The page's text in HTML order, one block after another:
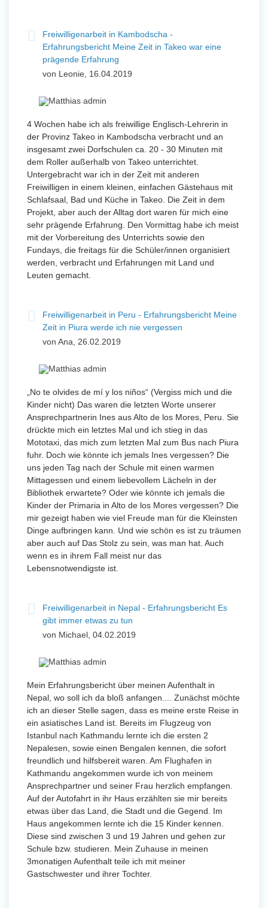
Freiwilligenarbeit in Kambodscha -
Erfahrungsbericht Meine Zeit in Takeo war eine
prägende Erfahrung
von Leonie, 16.04.2019
4 Wochen habe ich als freiwillige Englisch-Lehrerin in
der Provinz Takeo in Kambodscha verbracht und an
insgesamt zwei Dorfschulen ca. 20 - 30 Minuten mit
dem Roller außerhalb von Takeo unterrichtet.
Untergebracht war ich in der Zeit mit anderen
Freiwilligen in einem kleinen, einfachen Gästehaus mit
Schlafsaal, Bad und Küche in Takeo. Die Zeit in dem
Projekt, aber auch der Alltag dort waren für mich eine
sehr prägende Erfahrung. Den Vormittag habe ich meist
mit der Vorbereitung des Unterrichts sowie den
Fundays, die freitags für die Schüler/innen organisiert
werden, verbracht und Erfahrungen mit Land und
Leuten gemacht.
Freiwilligenarbeit in Peru - Erfahrungsbericht Meine
Zeit in Piura werde ich nie vergessen
von Ana, 26.02.2019
„No te olvides de mí y los niños“ (Vergiss mich und die
Kinder nicht) Das waren die letzten Worte unserer
Ansprechpartnerin Ines aus Alto de los Mores, Peru. Sie
drückte mich ein letztes Mal und ich stieg in das
Mototaxi, das mich zum letzten Mal zum Bus nach Piura
fuhr. Doch wie könnte ich jemals Ines vergessen? Die
uns jeden Tag nach der Schule mit einen warmen
Mittagessen und einem liebevollem Lächeln in der
Bibliothek erwartete? Oder wie könnte ich jemals die
Kinder der Primaria in Alto de los Mores vergessen? Die
mir gezeigt haben wie viel Freude man für die Kleinsten
Dinge aufbringen kann. Und wie schön es ist zu träumen
aber auch auf Das Stolz zu sein, was man hat. Auch
wenn es in ihrem Fall meist nur das
Lebensnotwendigste ist.
Freiwilligenarbeit in Nepal - Erfahrungsbericht Es
gibt immer etwas zu tun
von Michael, 04.02.2019
Mein Erfahrungsbericht über meinen Aufenthalt in
Nepal, wo soll ich da bloß anfangen.... Zunächst möchte
ich an dieser Stelle sagen, dass es meine erste Reise in
ein asiatisches Land ist. Bereits im Flugzeug von
Istanbul nach Kathmandu lernte ich die ersten 2
Nepalesen, sowie einen Bengalen kennen, die sofort
freundlich und hilfsbereit waren. Am Flughafen in
Kathmandu angekommen wurde ich von meinem
Ansprechpartner und seiner Frau herzlich empfangen.
Auf der Autofahrt in ihr Haus erzählten sie mir bereits
etwas über das Land, die Stadt und die Gegend. Im
Haus angekommen lernte ich die 15 Kinder kennen.
Diese sind zwischen 3 und 19 Jahren und gehen zur
Schule bzw. studieren. Mein Zuhause in meinen
3monatigen Aufenthalt teile ich mit meiner
Gastschwester und ihrer Tochter.